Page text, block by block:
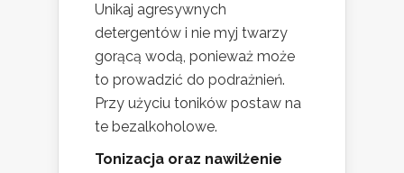
Unikaj agresywnych
detergentów i nie myj twarzy
gorącą wodą, ponieważ może
to prowadzić do podrażnień.
Przy użyciu toników postaw na
te bezalkoholowe.
Tonizacja oraz nawilżenie